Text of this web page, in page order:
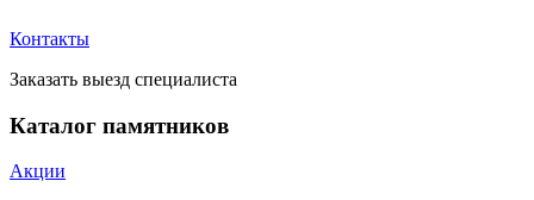
Контакты
Заказать выезд специалиста
Каталог памятников
Акции